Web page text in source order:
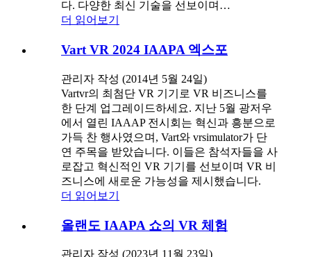
다. 다양한 최신 기술을 선보이며…
더 읽어보기
Vart VR 2024 IAAPA 엑스포
관리자 작성 (2014년 5월 24일)
Vartvr의 최첨단 VR 기기로 VR 비즈니스를
한 단계 업그레이드하세요. 지난 5월 광저우
에서 열린 IAAAP 전시회는 혁신과 흥분으로
가득 찬 행사였으며, Vart와 vrsimulator가 단
연 주목을 받았습니다. 이들은 참석자들을 사
로잡고 혁신적인 VR 기기를 선보이며 VR 비
즈니스에 새로운 가능성을 제시했습니다.
더 읽어보기
올랜도 IAAPA 쇼의 VR 체험
관리자 작성 (2023년 11월 23일)